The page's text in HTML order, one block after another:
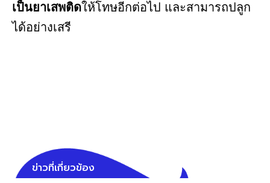
เป็นยาเสพติดให้โทษอีกต่อไป และสามารถปลูก
ได้อย่างเสรี
ข่าวที่เกี่ยวข้อง